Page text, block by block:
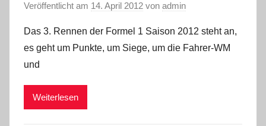
Veröffentlicht am 14. April 2012 von admin
Das 3. Rennen der Formel 1 Saison 2012 steht an,
es geht um Punkte, um Siege, um die Fahrer-WM
und
Weiterlesen